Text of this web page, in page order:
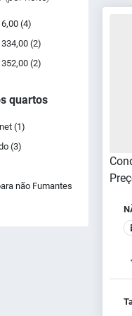
(4)
334,00 (2)
352,00 (2)
quartos
(1)
(3)
não Fumantes